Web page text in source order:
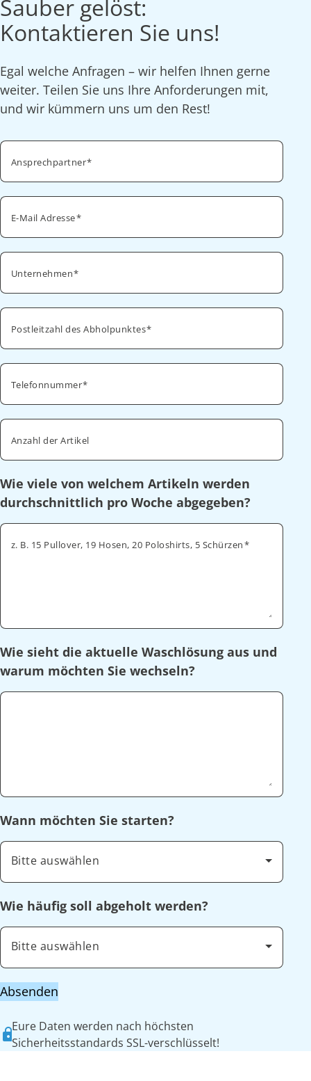
Sauber gelöst:
Kontaktieren Sie uns!
Egal welche Anfragen – wir helfen Ihnen gerne
weiter. Teilen Sie uns Ihre Anforderungen mit,
und wir kümmern uns um den Rest!
Ansprechpartner
E-Mail Adresse
Unternehmen
Postleitzahl des Abholpunktes
Telefonnummer
Anzahl der Artikel
Wie viele von welchem Artikeln werden
durchschnittlich pro Woche abgegeben?
z. B. 15 Pullover, 19 Hosen, 20 Poloshirts, 5 Schürzen
Wie sieht die aktuelle Waschlösung aus und
warum möchten Sie wechseln?
Wann möchten Sie starten?
Bitte auswählen
Wie häufig soll abgeholt werden?
Bitte auswählen
Absenden
Eure Daten werden nach höchsten
Sicherheitsstandards SSL-verschlüsselt!